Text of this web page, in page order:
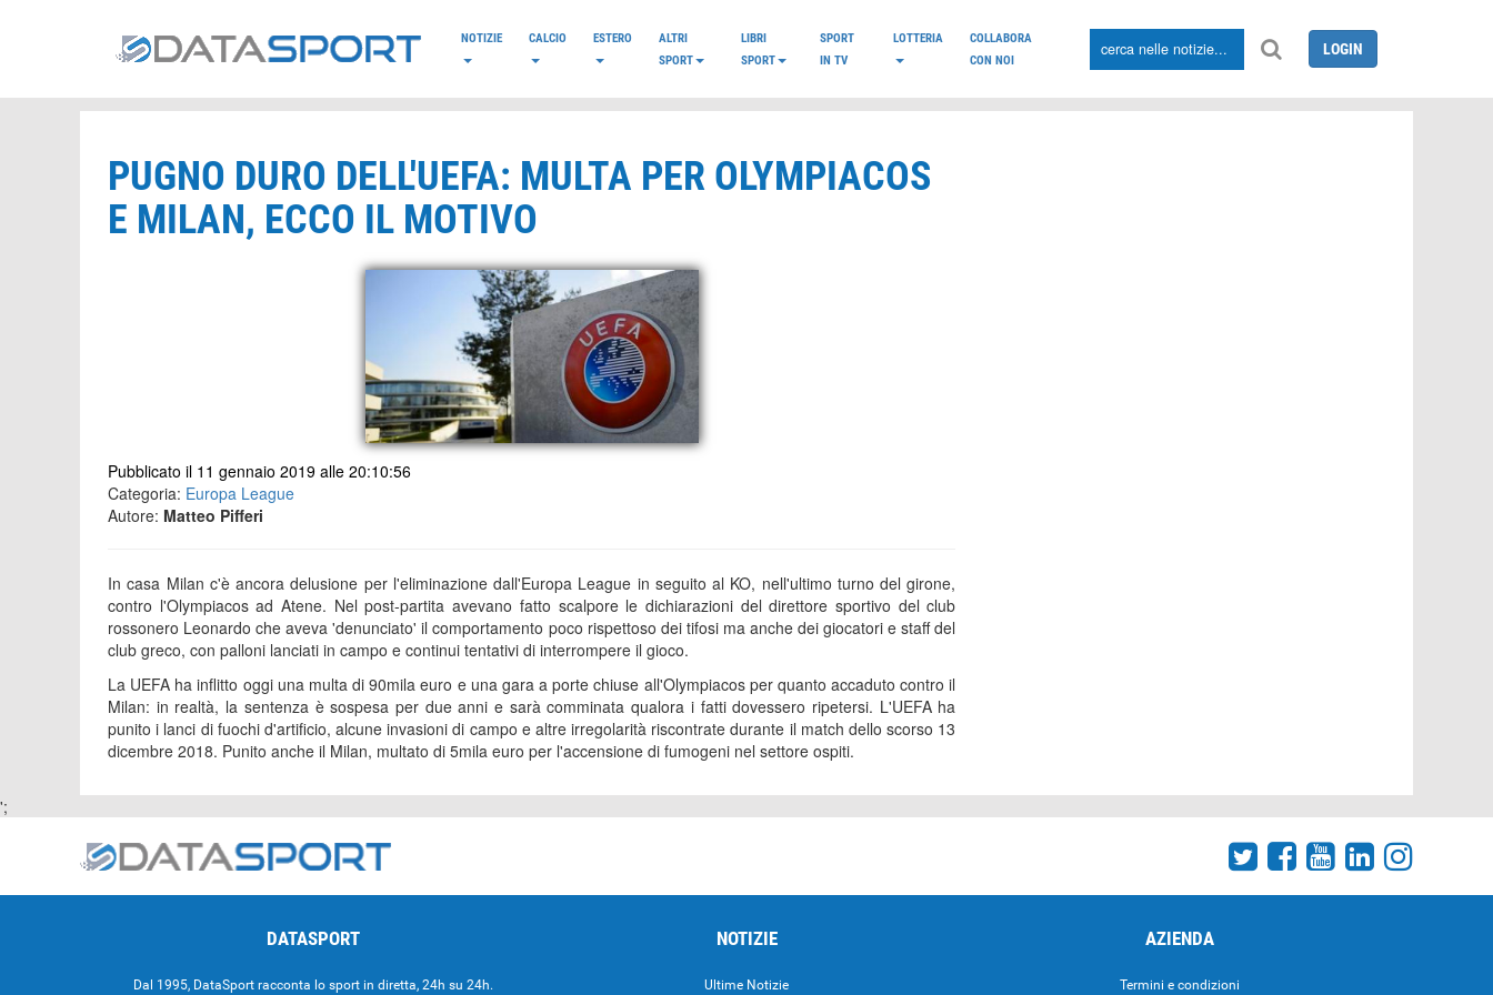
NOTIZIE CALCIO ESTERO
ALTRI
SPORT
LIBRI
SPORT
SPORT
IN TV
LOTTERIA
COLLABORA
CON NOI
LOGIN
PUGNO DURO DELL'UEFA: MULTA PER OLYMPIACOS
E MILAN, ECCO IL MOTIVO
Pubblicato il 11 gennaio 2019 alle 20:10:56
Categoria: Europa League
Autore: Matteo Pifferi
In casa Milan c'è ancora delusione per l'eliminazione dall'Europa League in seguito al KO, nell'ultimo turno del girone,
contro l'Olympiacos ad Atene. Nel post-partita avevano fatto scalpore le dichiarazioni del direttore sportivo del club
rossonero Leonardo che aveva 'denunciato' il comportamento poco rispettoso dei tifosi ma anche dei giocatori e staff del
club greco, con palloni lanciati in campo e continui tentativi di interrompere il gioco.
La UEFA ha inflitto oggi una multa di 90mila euro e una gara a porte chiuse all'Olympiacos per quanto accaduto contro il
Milan: in realtà, la sentenza è sospesa per due anni e sarà comminata qualora i fatti dovessero ripetersi. L'UEFA ha
punito i lanci di fuochi d'artificio, alcune invasioni di campo e altre irregolarità riscontrate durante il match dello scorso 13
dicembre 2018. Punito anche il Milan, multato di 5mila euro per l'accensione di fumogeni nel settore ospiti.
';
DATASPORT
Dal 1995, DataSport racconta lo sport in diretta, 24h su 24h.
NOTIZIE
Ultime Notizie
AZIENDA
Termini e condizioni